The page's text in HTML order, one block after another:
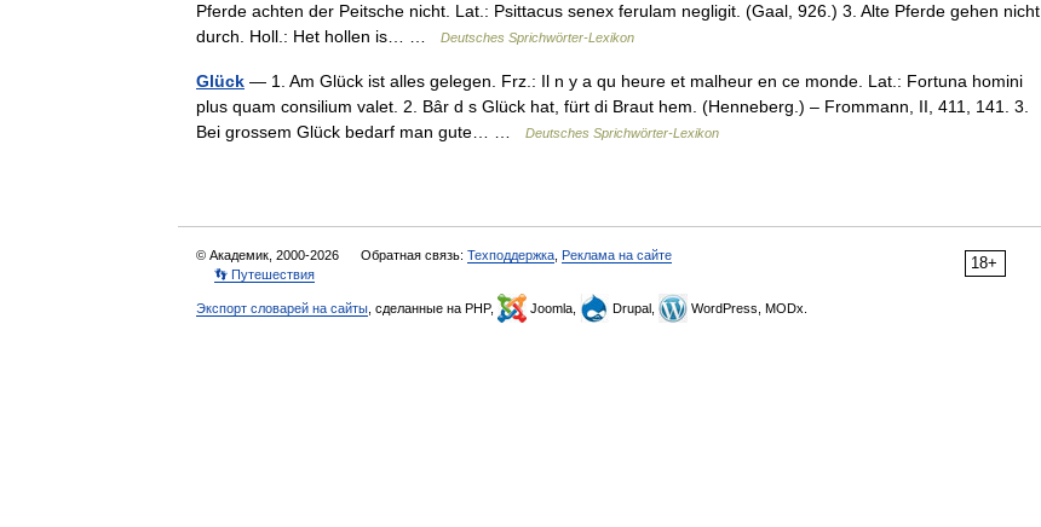
Pferde achten der Peitsche nicht. Lat.: Psittacus senex ferulam negligit. (Gaal, 926.) 3. Alte Pferde gehen nicht
durch. Holl.: Het hollen is… …
Deutsches Sprichwörter-Lexikon
Glück — 1. Am Glück ist alles gelegen. Frz.: Il n y a qu heure et malheur en ce monde. Lat.: Fortuna homini
plus quam consilium valet. 2. Bâr d s Glück hat, fürt di Braut hem. (Henneberg.) – Frommann, II, 411, 141. 3.
Bei grossem Glück bedarf man gute… …
Deutsches Sprichwörter-Lexikon
18+
© Академик, 2000-2026 Обратная связь: Техподдержка Реклама на сайте
👣 Путешествия
Экспорт словарей на сайты , сделанные на PHP, Joomla, Drupal, WordPress, MODx.